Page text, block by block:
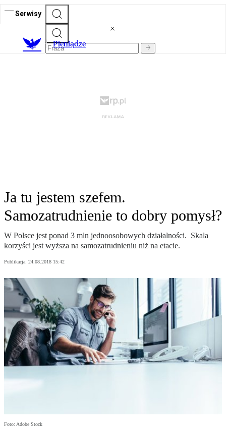
Serwisy
Pieniądze
Ja tu jestem szefem.
Samozatrudnienie to dobry pomysł?
W Polsce jest ponad 3 mln jednoosobowych działalności. Skala
korzyści jest wyższa na samozatrudnieniu niż na etacie.
Publikacja: 24.08.2018 15:42
Foto: Adobe Stock